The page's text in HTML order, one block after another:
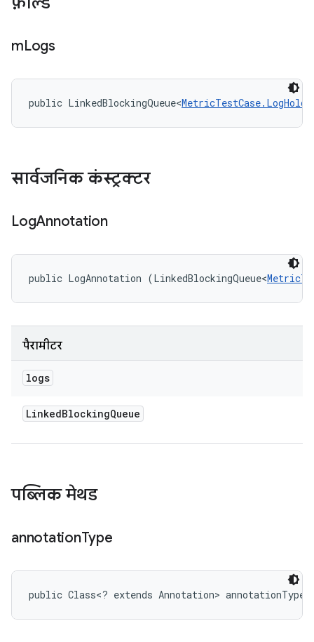
mLogs
public LinkedBlockingQueue<
सार्वजनिक कंस्ट्रक्टर
LogAnnotation
public LogAnnotation (LinkedBlockingQueue<
पैरामीटर
logs
LinkedBlockingQueue
पब्लिक मेथड
annotationType
public Class<? extends Annotation>